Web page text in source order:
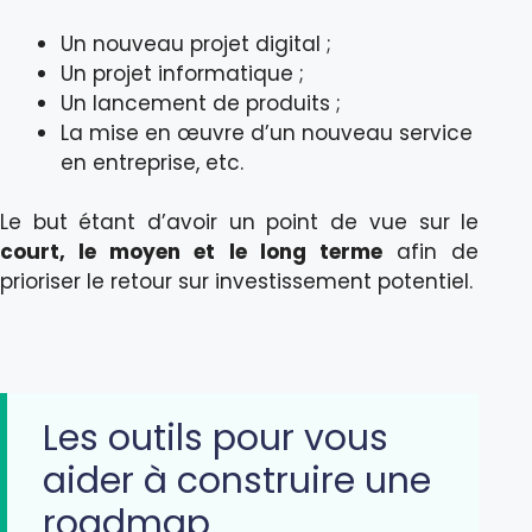
Un nouveau projet digital ;
Un projet informatique ;
Un lancement de produits ;
La mise en œuvre d’un nouveau service
en entreprise, etc.
Le but étant d’avoir un point de vue sur le
court, le moyen et le long termeafin de
prioriser le retour sur investissement potentiel.
Les outils pour vous
aider à construire une